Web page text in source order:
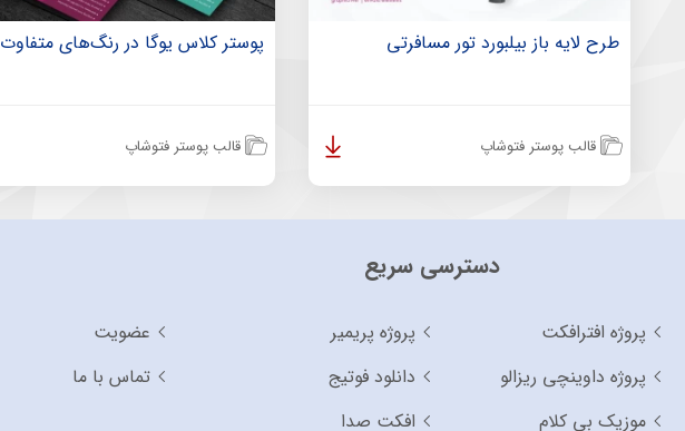
طرح لایه باز بیلبورد تور مسافرتی
قالب پوستر فتوشاپ
پوستر کلاس یوگا در رنگ‌های متفاوت
قالب پوستر فتوشاپ
دسترسی سریع
پروژه افترافکت
پروژه پریمیر
پروژه داوینچی ریزالو
دانلود فوتیج
موزیک بی کلام
افکت صدا
عضویت
تماس با ما